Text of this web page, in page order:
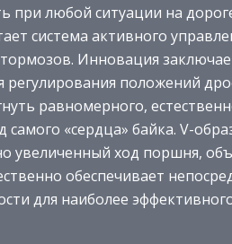
при любой ситуации на
система активного
Инновация
регулирования положений
равномерного,
«сердца» байка. V-
увеличенный ход поршня,
обеспечивает
для наиболее